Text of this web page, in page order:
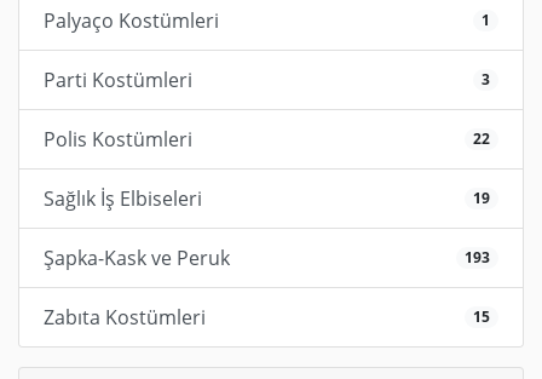
Palyaço Kostümleri 1
Parti Kostümleri 3
Polis Kostümleri 22
Sağlık İş Elbiseleri 19
Şapka-Kask ve Peruk 193
Zabıta Kostümleri 15